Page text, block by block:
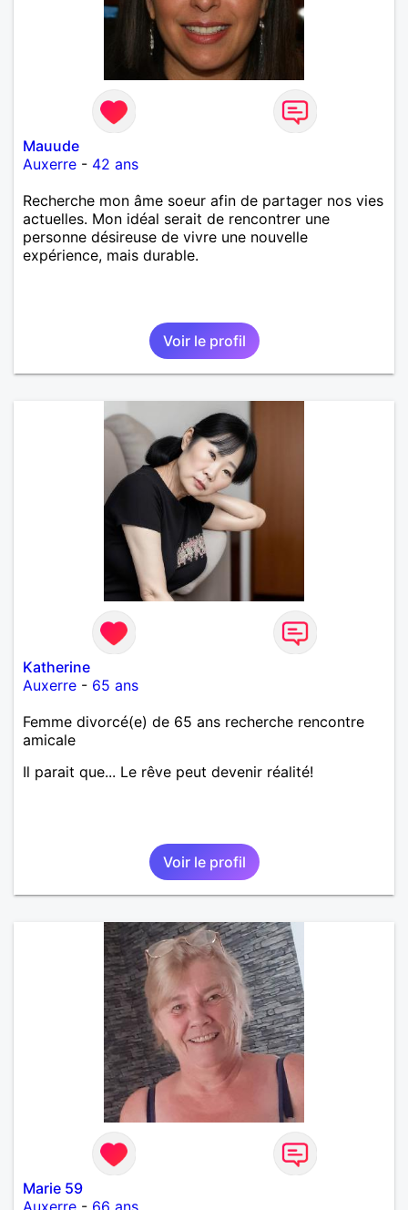
Mauude
Auxerre - 42 ans
Recherche mon âme soeur afin de partager nos vies
actuelles. Mon idéal serait de rencontrer une
personne désireuse de vivre une nouvelle
expérience, mais durable.
Voir le profil
Katherine
Auxerre - 65 ans
Femme divorcé(e) de 65 ans recherche rencontre
amicale
Il parait que... Le rêve peut devenir réalité!
Voir le profil
Marie 59
Auxerre - 66 ans